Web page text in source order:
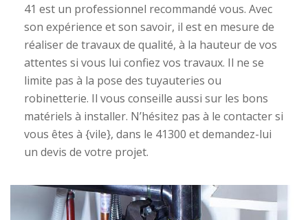
41 est un professionnel recommandé vous. Avec
son expérience et son savoir, il est en mesure de
réaliser de travaux de qualité, à la hauteur de vos
attentes si vous lui confiez vos travaux. Il ne se
limite pas à la pose des tuyauteries ou
robinetterie. Il vous conseille aussi sur les bons
matériels à installer. N’hésitez pas à le contacter si
vous êtes à {vile}, dans le 41300 et demandez-lui
un devis de votre projet.